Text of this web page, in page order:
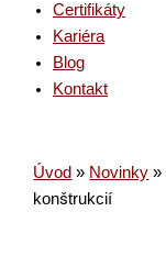
Certifikáty
Kariéra
Blog
Kontakt
Úvod » Novinky »
konštrukcií